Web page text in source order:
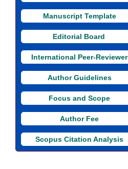
Manuscript Template
Editorial Board
International Peer-Reviewer
Author Guidelines
Focus and Scope
Author Fee
Scopus Citation Analysis